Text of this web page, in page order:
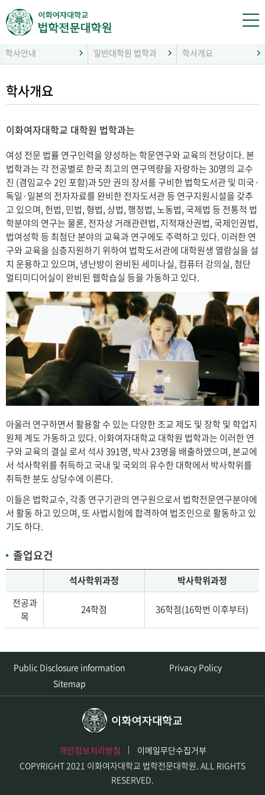
학사안내 일반대학원 법학과 학사개요
학사개요
이화여자대학교 대학원 법학과는
여성 전문 법률 연구인력을 양성하는 학문연구와 교육의 전당이다. 본
법학과는 각 전공별로 한국 최고의 연구역량을 자랑하는 30명의 교수
진 (겸임교수 2인 포함)과 5만 권의 장서를 구비한 법학도서관 및 미국·
독일·일본의 전자자료를 완비한 전자도서관 등 연구지원시설을 갖추
고 있으며, 헌법, 민법, 형법, 상법, 행정법, 노동법, 국제법 등 전통적 법
학분야의 연구는 물론, 전자상 거래관련법, 지적재산권법, 국제인권법,
법여성학 등 최첨단 분야의 교육과 연구에도 주력하고 있다. 이러한 연
구와 교육을 심층지원하기 위하여 법학도서관에 대학원생 열람실을 설
치 운용하고 있으며, 냉난방이 완비된 세미나실, 컴퓨터 강의실, 첨단
멀티미디어실이 완비된 웹학습실 등을 가동하고 있다.
아울러 연구하면서 활용할 수 있는 다양한 조교 제도 및 장학 및 학업지
원체 계도 가동하고 있다. 이화여자대학교 대학원 법학과는 이러한 연
구와 교육의 결실 로서 석사 391명, 박사 23명을 배출하였으며, 본교에
서 석사학위를 취득하고 국내 및 국외의 유수한 대학에서 박사학위를
취득한 분도 상당수에 이른다.
이들은 법학교수, 각종 연구기관의 연구원으로서 법학전문연구분야에
서 활동 하고 있으며, 또 사법시험에 합격하여 법조인으로 활동하고 있
기도 하다.
졸업요건
석사학위과정
박사학위과정
전공과
목
24학점 36학점(16학번 이후부터)
Public Disclosure information
Privacy Policy
Sitemap
개인정보처리방침
이메일무단수집거부
COPYRIGHT 2021 이화여자대학교 법학전문대학원. ALL RIGHTS
RESERVED.